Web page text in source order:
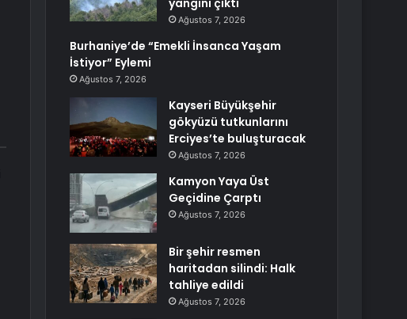
yangını çıktı
Ağustos 7, 2026
Burhaniye’de “Emekli İnsanca Yaşam
İstiyor” Eylemi
Ağustos 7, 2026
Kayseri Büyükşehir
gökyüzü tutkunlarını
Erciyes’te buluşturacak
Ağustos 7, 2026
Kamyon Yaya Üst
Geçidine Çarptı
Ağustos 7, 2026
Bir şehir resmen
haritadan silindi: Halk
tahliye edildi
Ağustos 7, 2026